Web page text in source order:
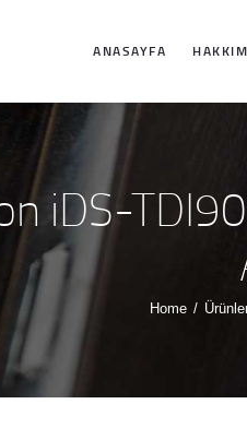
ANASAYFA
iDS-
Home